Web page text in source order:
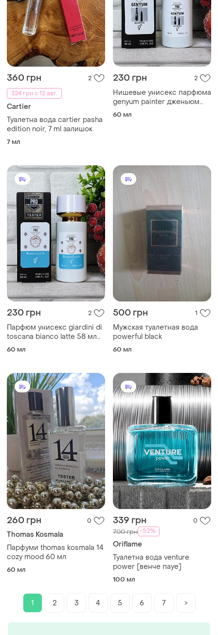
360 грн
2
324 грн с 12 авг.
Cartier
Туалетна вода cartier pasha
edition noir, 7 ml залишок
7 мл
230 грн 2
Нишевые унисекс парфюма
genyum painter дженьюм
пайнтер художник 58 мл
60 мл
230 грн 2
Парфюм унисекс giardini di
toscana bianco latte 58 мл
аромат сладкий вкусный
60 мл
500 грн 1
Мужская туалетная вода
powerful black
60 мл
260 грн 0
Thomas Kosmala
Парфуми thomas kosmala 14
cozy mood 60 мл
60 мл
339 грн 0
700 грн -52%
Oriflame
Туалетна вода venture
power [венче пауе]
100 мл
1 2 3 4 5 6 7 >